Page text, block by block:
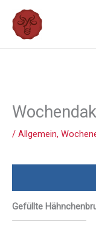
Inhalt
springen
/ Allgemein,
Gefüllte